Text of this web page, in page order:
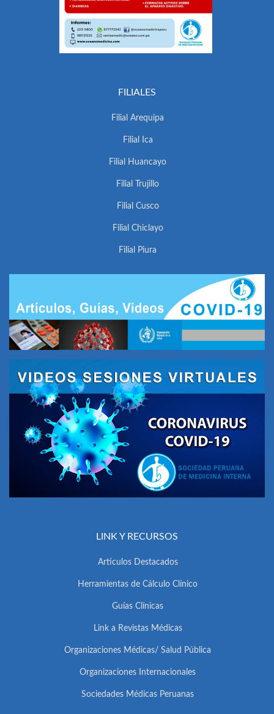
FILIALES
Filial Arequipa
Filial Ica
Filial Huancayo
Filial Trujillo
Filial Cusco
Filial Chiclayo
Filial Piura
LINK Y RECURSOS
Artículos Destacados
Herramientas de Cálculo Clínico
Guías Clínicas
Link a Revistas Médicas
Organizaciones Médicas/ Salud Pública
Organizaciones Internacionales
Sociedades Médicas Peruanas